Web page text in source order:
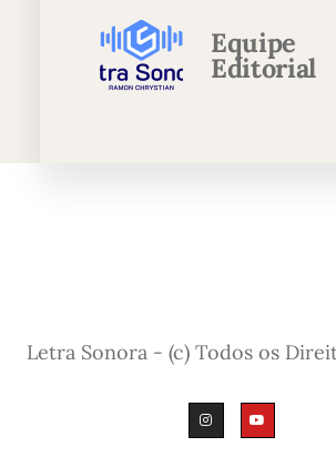
Equipe
Editorial
Letra Sonora - (c) Todos os